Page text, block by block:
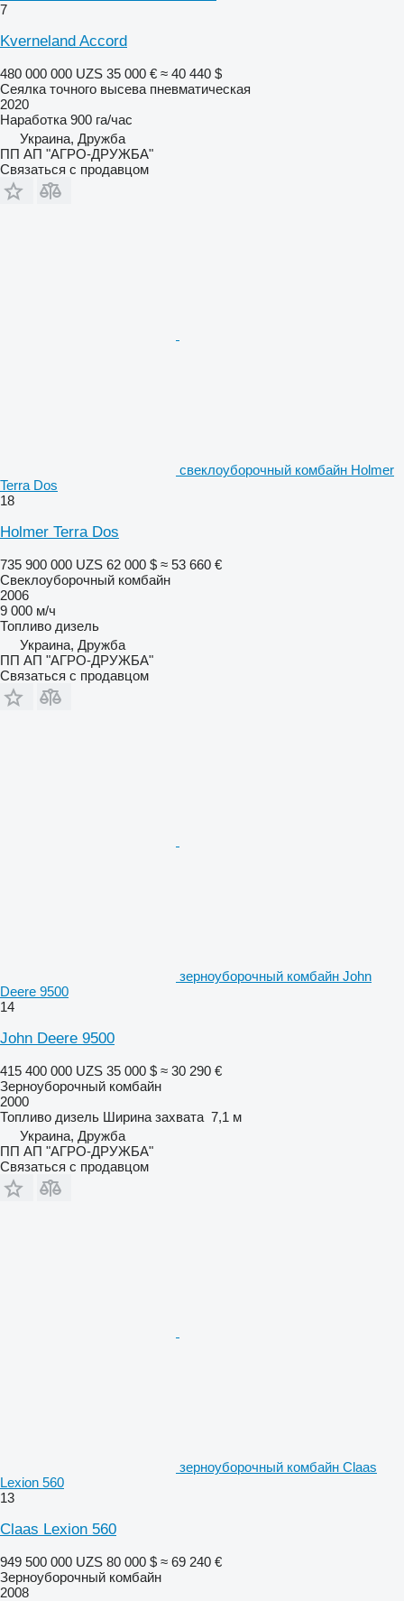
7
Kverneland Accord
480 000 000 UZS 35 000 € ≈ 40 440 $
Сеялка точного высева пневматическая
2020
Наработка 900 га/час
Украина, Дружба
ПП АП "АГРО-ДРУЖБА"
Связаться с продавцом
свеклоуборочный комбайн Holmer
Terra Dos
18
Holmer Terra Dos
735 900 000 UZS 62 000 $ ≈ 53 660 €
Свеклоуборочный комбайн
2006
9 000 м/ч
Топливо дизель
Украина, Дружба
ПП АП "АГРО-ДРУЖБА"
Связаться с продавцом
зерноуборочный комбайн John
Deere 9500
14
John Deere 9500
415 400 000 UZS 35 000 $ ≈ 30 290 €
Зерноуборочный комбайн
2000
Топливо дизель Ширина захвата 7,1 м
Украина, Дружба
ПП АП "АГРО-ДРУЖБА"
Связаться с продавцом
зерноуборочный комбайн Claas
Lexion 560
13
Claas Lexion 560
949 500 000 UZS 80 000 $ ≈ 69 240 €
Зерноуборочный комбайн
2008